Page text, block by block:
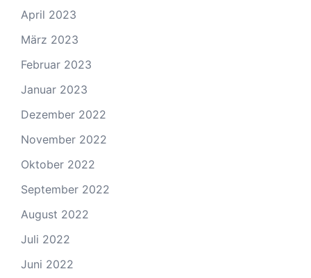
April 2023
März 2023
Februar 2023
Januar 2023
Dezember 2022
November 2022
Oktober 2022
September 2022
August 2022
Juli 2022
Juni 2022